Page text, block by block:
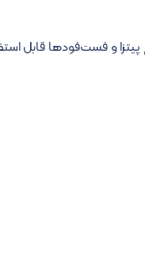
پیتزا و فست‌فودها قابل